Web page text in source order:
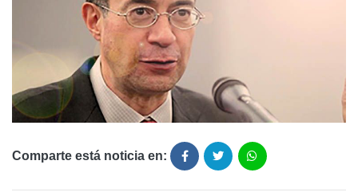
Comparte está noticia en: